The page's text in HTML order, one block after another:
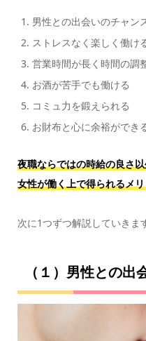
男性との出会いのチャン
ストレスなく楽しく働け
営業時間が長く時間の調
お酒が苦手でも働ける
コミュ力を鍛えられる
お財布と心に余裕ができ
夜職ならではの時給の良さ
女性が働く上で得られるメ
次に1つずつ解説していきま
（１）男性との出